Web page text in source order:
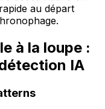
au départ
à la loupe :
IA